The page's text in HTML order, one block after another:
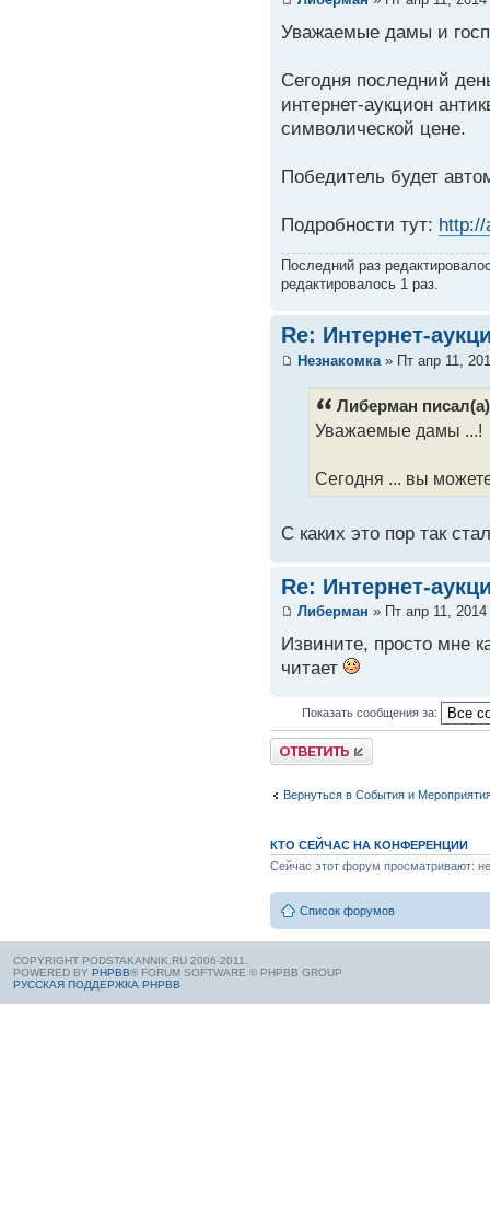
Уважаемые дамы и
Сегодня последний
интернет-аукцион
символической цене.
Победитель будет
Подробности тут:
Последний раз
редактировалось 1 раз.
Re: Интернет-
Незнакомка » Пт апр 11,
Либерман
Уважаемые дамы ...!
Сегодня ... вы
С каких это пор так
Re: Интернет-
Либерман » Пт апр 11,
Извините, просто мне
читает
Показать сообщения за:
Вернуться в События и
КТО СЕЙЧАС НА КОНФЕРЕНЦИИ
Сейчас этот форум просматривают:
Список форумов
COPYRIGHT PODSTAKANNIK.RU 2006-2011.
POWERED BY PHPBB® FORUM SOFTWARE © PHPBB GROUP
РУССКАЯ ПОДДЕРЖКА PHPBB